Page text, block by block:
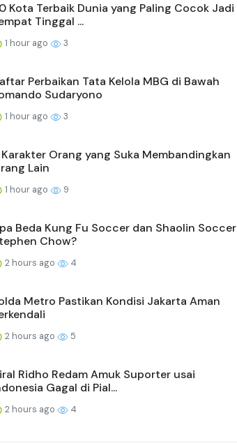
Kota Terbaik Dunia yang Paling Cocok Jadi
Tinggal ...
1 hour ago 3
Perbaikan Tata Kelola MBG di Bawah
Sudaryono
1 hour ago 3
Orang yang Suka Membandingkan
Lain
1 hour ago 9
Beda Kung Fu Soccer dan Shaolin Soccer
Chow?
2 hours ago 4
Metro Pastikan Kondisi Jakarta Aman
2 hours ago 5
Ridho Redam Amuk Suporter usai
Gagal di Pial...
2 hours ago 4